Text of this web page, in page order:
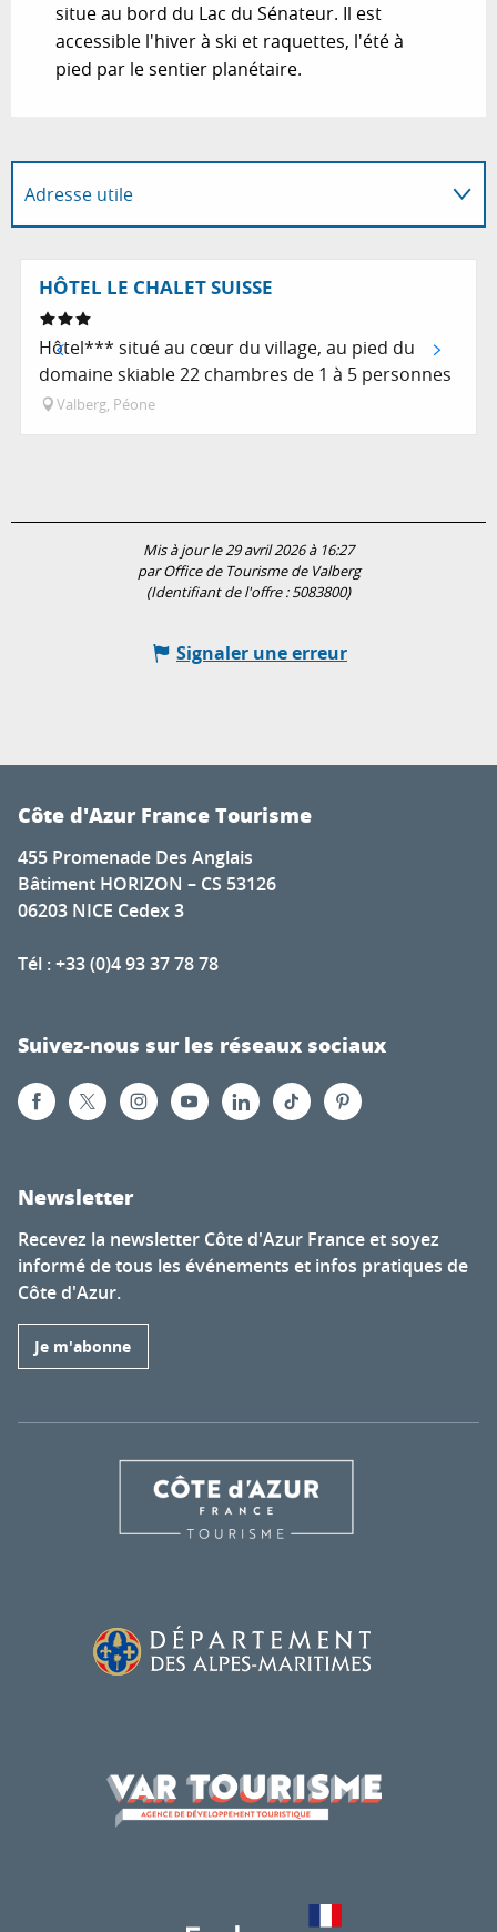
situe au bord du Lac du Sénateur. Il est
accessible l'hiver à ski et raquettes, l'été à
pied par le sentier planétaire.
Adresse utile
Coups de cœur / incontournables
HÔTEL LE CHALET SUISSE
Hôtel*** situé au cœur du village, au pied du
domaine skiable 22 chambres de 1 à 5 personnes
Valberg, Péone
Mis à jour le 29 avril 2026 à 16:27
par Office de Tourisme de Valberg
(Identifiant de l'offre :5083800)
Signaler une erreur
Côte d'Azur France Tourisme
455 Promenade Des Anglais
Bâtiment HORIZON – CS 53126
06203 NICE Cedex 3
Tél : +33 (0)4 93 37 78 78
Suivez-nous sur les réseaux sociaux
Newsletter
Recevez la newsletter Côte d'Azur France et soyez
informé de tous les événements et infos pratiques de
Côte d'Azur.
Je m'abonne